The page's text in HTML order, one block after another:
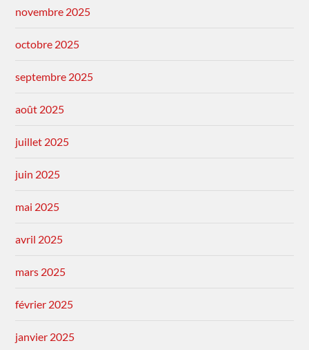
novembre 2025
octobre 2025
septembre 2025
août 2025
juillet 2025
juin 2025
mai 2025
avril 2025
mars 2025
février 2025
janvier 2025